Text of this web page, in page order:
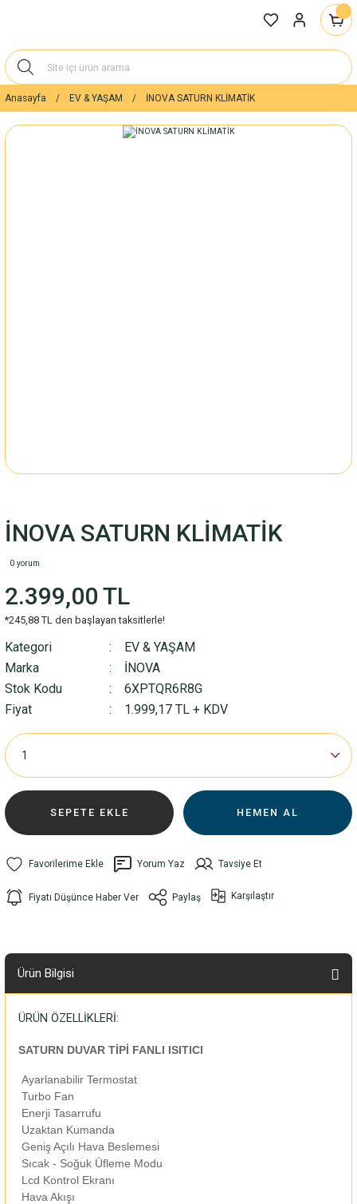
Anasayfa EV & YAŞAM İNOVA SATURN KLİMATİK
İNOVA SATURN KLİMATİK
0 yorum
2.399,00 TL
*245,88 TL den başlayan taksitlerle!
Kategori
EV & YAŞAM
Marka
İNOVA
Stok Kodu
6XPTQR6R8G
Fiyat
1.999,17 TL + KDV
SEPETE EKLE HEMEN AL
Yorum Yaz Tavsiye Et
Fiyatı Düşünce Haber Ver Paylaş Karşılaştır
Ürün Bilgisi
ÜRÜN ÖZELLİKLERİ:
SATURN DUVAR TİPİ FANLI ISITICI
Ayarlanabilir Termostat
Turbo Fan
Enerji Tasarrufu
Uzaktan Kumanda
Geniş Açılı Hava Beslemesi
Sıcak - Soğuk Üfleme Modu
Lcd Kontrol Ekranı
Hava Akışı